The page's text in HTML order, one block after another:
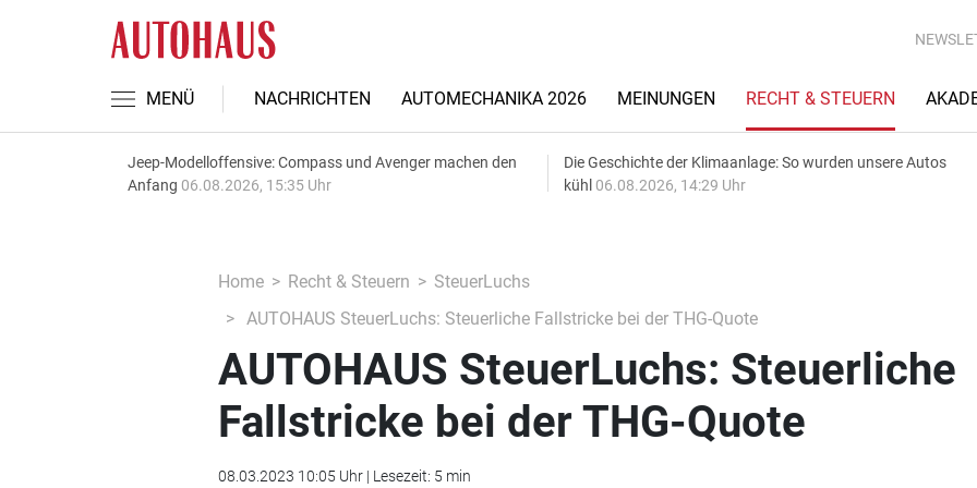
MENÜ NACHRICHTEN AUTOMECHANIKA 2026 MEINUNGEN RECHT & STEUERN
Jeep-Modelloffensive: Compass und Avenger machen den
Anfang 06.08.2026, 15:35 Uhr
Die Geschichte der Klimaanlage: So wurden unsere Autos
kühl 06.08.2026, 14:29 Uhr
Home Recht & Steuern
SteuerLuchs
AUTOHAUS SteuerLuchs: Steuerliche Fallstricke bei der THG-Quote
AUTOHAUS SteuerLuchs: Steuerliche
Fallstricke bei der THG-Quote
08.03.2023 10:05 Uhr | Lesezeit: 5 min